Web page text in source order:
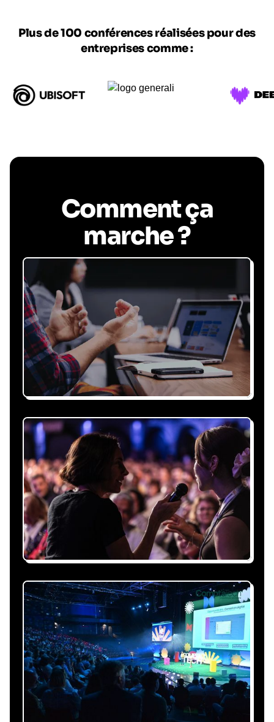
Plus de 100 conférences réalisées pour des
entreprises comme :
Comment ça
marche ?
Recevez une proposition
sous 24h
Expliquez-nous vos besoins, on vous répond
sous 24h avec une proposition
personnalisée, claire et adaptée à votre
événement et à vos contraintes.
Nous nous occupons de
tout
Gestion du planning, échanges avec le
conférencier, coordination logistique : vous
êtes accompagné à chaque étape, sans perte
de temps ni complication.